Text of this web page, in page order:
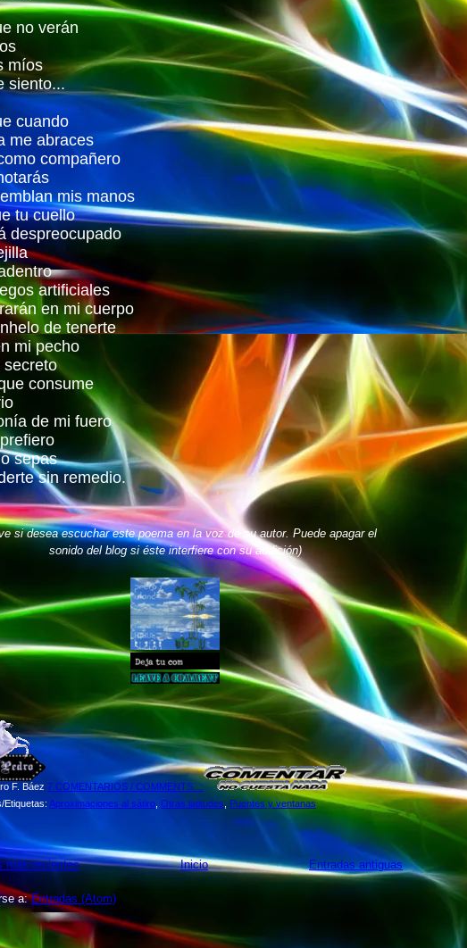
no verán
míos
siento...
cuando
me abraces
compañero
mis manos
tu cuello
despreocupado
artificiales
en mi cuerpo
de tenerte
mi pecho
secreto
consume
de mi fuero
sepas
sin remedio.
si desea escuchar este poema en la voz de su autor. Puede apagar el
sonido del blog si éste interfiere con su audición)
F. Báez 7 COMENTARIOS / COMMENTS...:
Etiquetas: Aproximaciones al sátiro Otras latitudes Puentes y ventanas
más recientes Entradas antiguas
Inicio
a:Entradas (Atom)